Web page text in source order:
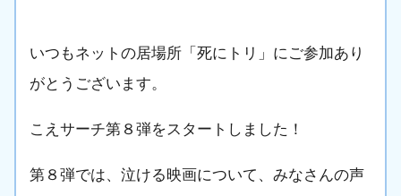
いつもネットの居場所「死にトリ」にご参加あり
がとうございます。
こえサーチ第８弾をスタートしました！
第８弾では、泣ける映画について、みなさんの声